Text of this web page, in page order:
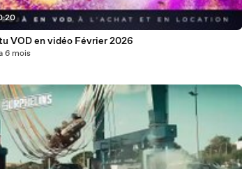
VOD en vidéo Février 2026
6 mois